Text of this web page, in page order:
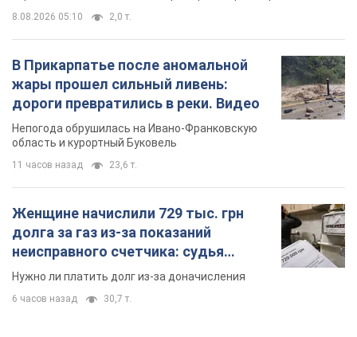
8.08.2026 05:10 2,0 т.
В Прикарпатье после аномальной
жары прошел сильный ливень:
дороги превратились в реки. Видео
Непогода обрушилась на Ивано-Франковскую
область и курортный Буковель
11 часов назад 23,6 т.
Женщине начислили 729 тыс. грн
долга за газ из-за показаний
неисправного счетчика: судья
вынес неожиданное решение
Нужно ли платить долг из-за доначисления
6 часов назад 30,7 т.